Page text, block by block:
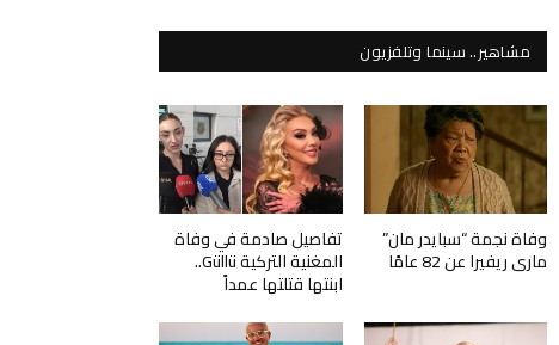
مشاهير.. سينما وتلفزيون
وفاة نجمة “سبايدر مان”
ماري ريفيرا عن 82 عامًا
تفاصيل صادمة في وفاة
المغنية التركية Güllü..
ابنتها قتلتها عمداً